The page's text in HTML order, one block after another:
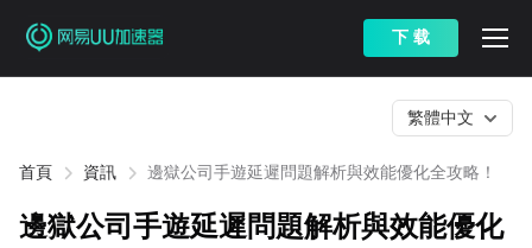
下 载
首頁 資訊 邊獄公司手遊延遲問題解析與效能優化全攻略！
繁體中文
邊獄公司手遊延遲問題解析與效能優化